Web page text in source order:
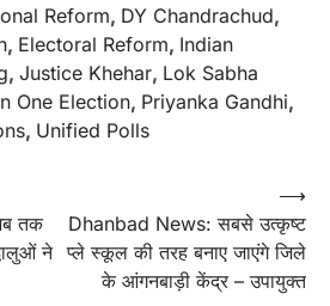
Reform, DY Chandrachud,
, Electoral Reform, Indian
, Justice Khehar, Lok Sabha
One Election, Priyanka Gandhi,
, Unified Polls
तक
ने
Dhanbad News: सबसे उत्कृष्ट
प्ले स्कूल की तरह बनाए जाएंगे जिले
के आंगनबाड़ी केंद्र – उपायुक्त
⟶